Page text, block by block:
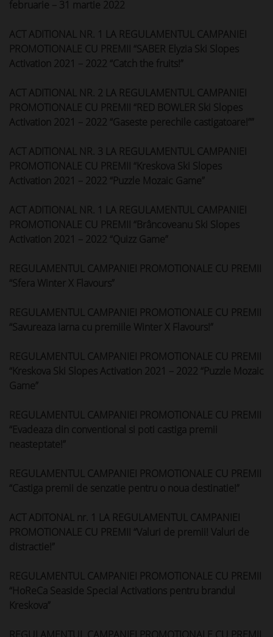
februarie – 31 martie 2022
ACT ADITIONAL NR. 1 LA REGULAMENTUL CAMPANIEI
PROMOTIONALE CU PREMII “SABER Elyzia Ski Slopes
Activation 2021 – 2022 “Catch the fruits!”
ACT ADITIONAL NR. 2 LA REGULAMENTUL CAMPANIEI
PROMOTIONALE CU PREMII “RED BOWLER Ski Slopes
Activation 2021 – 2022 “Gaseste perechile castigatoare!””
ACT ADITIONAL NR. 3 LA REGULAMENTUL CAMPANIEI
PROMOTIONALE CU PREMII “Kreskova Ski Slopes
Activation 2021 – 2022 “Puzzle Mozaic Game”
ACT ADITIONAL NR. 1 LA REGULAMENTUL CAMPANIEI
PROMOTIONALE CU PREMII “Brâncoveanu Ski Slopes
Activation 2021 – 2022 “Quizz Game”
REGULAMENTUL CAMPANIEI PROMOTIONALE CU PREMII
“Sfera Winter X Flavours”
REGULAMENTUL CAMPANIEI PROMOTIONALE CU PREMII
“Savureaza iarna cu premiile Winter X Flavours!”
REGULAMENTUL CAMPANIEI PROMOTIONALE CU PREMII
“Kreskova Ski Slopes Activation 2021 – 2022 “Puzzle Mozaic
Game”
REGULAMENTUL CAMPANIEI PROMOTIONALE CU PREMII
“Evadeaza din conventional si poti castiga premii
neasteptate!”
REGULAMENTUL CAMPANIEI PROMOTIONALE CU PREMII
“Castiga premii de senzatie pentru o noua destinatie!”
ACT ADITONAL nr. 1 LA REGULAMENTUL CAMPANIEI
PROMOTIONALE CU PREMII “Valuri de premii! Valuri de
distractie!”
REGULAMENTUL CAMPANIEI PROMOTIONALE CU PREMII
“HoReCa Seaside Special Activations pentru brandul
Kreskova”